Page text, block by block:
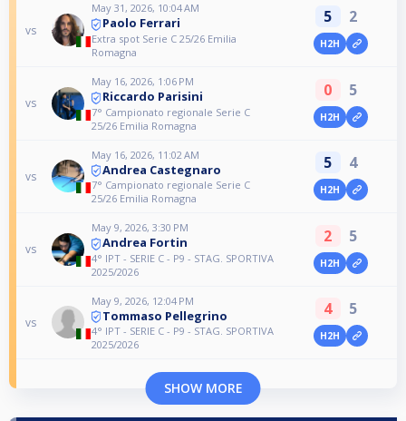
vs
May 31, 2026, 10:04 AM
Paolo Ferrari
Extra spot Serie C 25/26 Emilia
Romagna
5 2
H2H
vs
May 16, 2026, 1:06 PM
Riccardo Parisini
7° Campionato regionale Serie C
25/26 Emilia Romagna
0 5
H2H
vs
May 16, 2026, 11:02 AM
Andrea Castegnaro
7° Campionato regionale Serie C
25/26 Emilia Romagna
5 4
H2H
vs
May 9, 2026, 3:30 PM
Andrea Fortin
4° IPT - SERIE C - P9 - STAG. SPORTIVA
2025/2026
2 5
H2H
vs
May 9, 2026, 12:04 PM
Tommaso Pellegrino
4° IPT - SERIE C - P9 - STAG. SPORTIVA
2025/2026
4 5
H2H
SHOW MORE